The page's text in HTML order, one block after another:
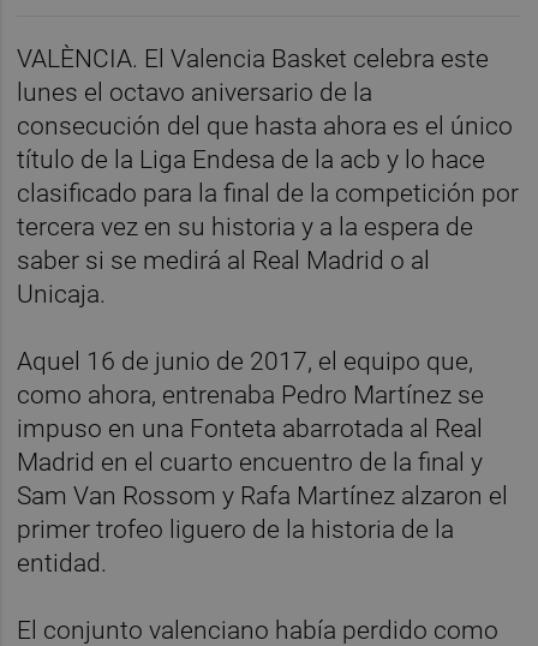
VALÈNCIA. El Valencia Basket celebra este
lunes el octavo aniversario de la
consecución del que hasta ahora es el único
título de la Liga Endesa de la acb y lo hace
clasificado para la final de la competición por
tercera vez en su historia y a la espera de
saber si se medirá al Real Madrid o al
Unicaja.
Aquel 16 de junio de 2017, el equipo que,
como ahora, entrenaba Pedro Martínez se
impuso en una Fonteta abarrotada al Real
Madrid en el cuarto encuentro de la final y
Sam Van Rossom y Rafa Martínez alzaron el
primer trofeo liguero de la historia de la
entidad.
El conjunto valenciano había perdido como